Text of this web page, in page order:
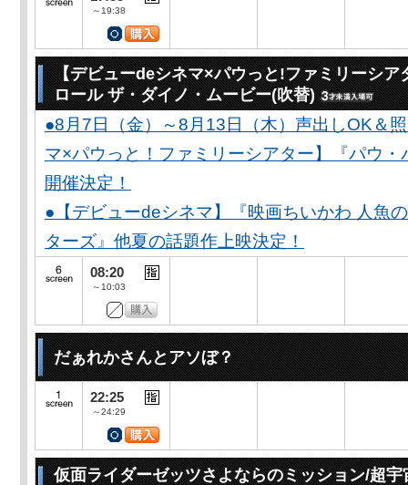
～19:38
【デビューdeシネマ×パウっと!ファミリーシア
ロール ザ・ダイノ・ムービー(吹替)
●8月7日（金）～8月13日（木）声出しOK＆
マ×パウっと！ファミリーシアター】『パウ
開催決定！
●【デビューdeシネマ】『映画ちいかわ 人魚
ターズ』他夏の話題作上映決定！
08:20
～10:03
だぁれかさんとアソぼ？
22:25
～24:29
仮面ライダーゼッツさよならのミッション/超